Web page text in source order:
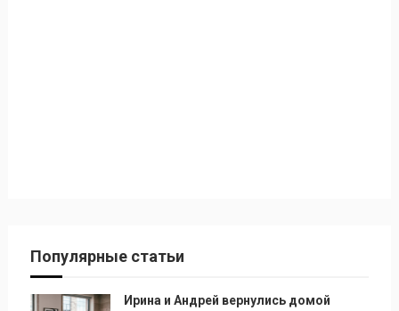
Популярные статьи
Ирина и Андрей вернулись домой